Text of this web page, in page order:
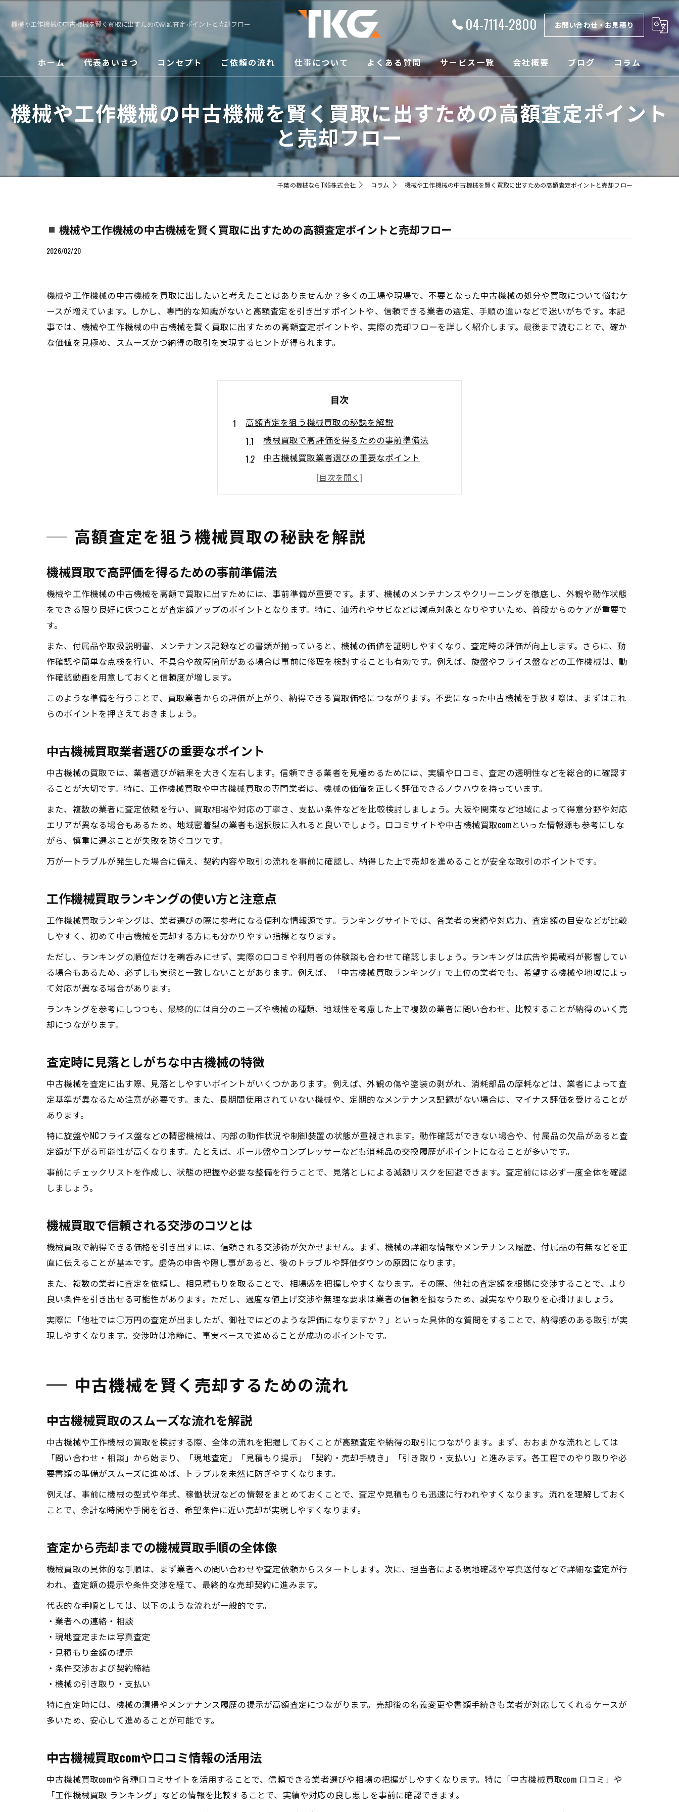
機械や工作機械の中古機械を賢く買取に出すための高額査定ポイントと売却フロー 04-7114-2800 お問い合わせ・お見積り
ホーム 代表あいさつ コンセプト ご依頼の流れ 仕事について よくある質問 サービス一覧
買取
メンテナンス
会社概要
漫画特集
ブログ コラム
機械や工作機械の中古機械を賢く買取に出すための高額査定ポイント
と売却フロー
千葉の機械ならTKG株式会社 コラム 機械や工作機械の中古機械を賢く買取に出すための高額査定ポイントと売却フロー
機械や工作機械の中古機械を賢く買取に出すための高額査定ポイントと売却フロー
2026/02/20
機械や工作機械の中古機械を買取に出したいと考えたことはありませんか？多くの工場や現場で、不要となった中古機械の処分や買取について悩むケ
ースが増えています。しかし、専門的な知識がないと高額査定を引き出すポイントや、信頼できる業者の選定、手順の違いなどで迷いがちです。本記
事では、機械や工作機械の中古機械を賢く買取に出すための高額査定ポイントや、実際の売却フローを詳しく紹介します。最後まで読むことで、確か
な価値を見極め、スムーズかつ納得の取引を実現するヒントが得られます。
目次
高額査定を狙う機械買取の秘訣を解説
機械買取で高評価を得るための事前準備法
中古機械買取業者選びの重要なポイント
工作機械買取ランキングの使い方と注意点
査定時に見落としがちな中古機械の特徴
中古機械を賢く売却するための流れ
中古機械買取のスムーズな流れを解説
査定から売却までの機械買取手順の全体像
中古機械買取comや口コミ情報の活用法
買取業者とやり取りする際の注意点
中古機械買取で避けたいトラブル事例
工作機械買取で差がつく査定ポイント把握
中古工作機械価格表示は参考にすべきか
高額査定に繋がるメンテナンスと保管方法
中古機械買取業者と信頼関係を築くコツ
買取相場を活かした交渉ポイントの見極め
工場機械買取で役立つ書類や準備事項
査定前に確認すべき機械の状態チェック方法
機械買取相場の調べ方と正しい見積もり依頼
工場機械買取で活かせる市場価格の把握法
相場変動が機械買取価格に与える影響
中古機械売却時に相場情報を活用するコツ
状態を活かす中古工作機械の売却術
中古工作機械の状態別買取ポイント解説
中古工作機械の価格を上げる工夫とは
高額査定を狙う機械買取の秘訣を解説
機械買取で高評価を得るための事前準備法
機械や工作機械の中古機械を高額で買取に出すためには、事前準備が重要です。まず、機械のメンテナンスやクリーニングを徹底し、外観や動作状態
をできる限り良好に保つことが査定額アップのポイントとなります。特に、油汚れやサビなどは減点対象となりやすいため、普段からのケアが重要で
す。
また、付属品や取扱説明書、メンテナンス記録などの書類が揃っていると、機械の価値を証明しやすくなり、査定時の評価が向上します。さらに、動
作確認や簡単な点検を行い、不具合や故障箇所がある場合は事前に修理を検討することも有効です。例えば、旋盤やフライス盤などの工作機械は、動
作確認動画を用意しておくと信頼度が増します。
このような準備を行うことで、買取業者からの評価が上がり、納得できる買取価格につながります。不要になった中古機械を手放す際は、まずはこれ
らのポイントを押さえておきましょう。
中古機械買取業者選びの重要なポイント
中古機械の買取では、業者選びが結果を大きく左右します。信頼できる業者を見極めるためには、実績や口コミ、査定の透明性などを総合的に確認す
ることが大切です。特に、工作機械買取や中古機械買取の専門業者は、機械の価値を正しく評価できるノウハウを持っています。
また、複数の業者に査定依頼を行い、買取相場や対応の丁寧さ、支払い条件などを比較検討しましょう。大阪や関東など地域によって得意分野や対応
エリアが異なる場合もあるため、地域密着型の業者も選択肢に入れると良いでしょう。口コミサイトや中古機械買取comといった情報源も参考にしな
がら、慎重に選ぶことが失敗を防ぐコツです。
万が一トラブルが発生した場合に備え、契約内容や取引の流れを事前に確認し、納得した上で売却を進めることが安全な取引のポイントです。
工作機械買取ランキングの使い方と注意点
工作機械買取ランキングは、業者選びの際に参考になる便利な情報源です。ランキングサイトでは、各業者の実績や対応力、査定額の目安などが比較
しやすく、初めて中古機械を売却する方にも分かりやすい指標となります。
ただし、ランキングの順位だけを鵜呑みにせず、実際の口コミや利用者の体験談も合わせて確認しましょう。ランキングは広告や掲載料が影響してい
る場合もあるため、必ずしも実態と一致しないことがあります。例えば、「中古機械買取ランキング」で上位の業者でも、希望する機械や地域によっ
て対応が異なる場合があります。
ランキングを参考にしつつも、最終的には自分のニーズや機械の種類、地域性を考慮した上で複数の業者に問い合わせ、比較することが納得のいく売
却につながります。
査定時に見落としがちな中古機械の特徴
中古機械を査定に出す際、見落としやすいポイントがいくつかあります。例えば、外観の傷や塗装の剥がれ、消耗部品の摩耗などは、業者によって査
定基準が異なるため注意が必要です。また、長期間使用されていない機械や、定期的なメンテナンス記録がない場合は、マイナス評価を受けることが
あります。
特に旋盤やNCフライス盤などの精密機械は、内部の動作状況や制御装置の状態が重視されます。動作確認ができない場合や、付属品の欠品があると査
定額が下がる可能性が高くなります。たとえば、ボール盤やコンプレッサーなども消耗品の交換履歴がポイントになることが多いです。
事前にチェックリストを作成し、状態の把握や必要な整備を行うことで、見落としによる減額リスクを回避できます。査定前には必ず一度全体を確認
しましょう。
機械買取で信頼される交渉のコツとは
機械買取で納得できる価格を引き出すには、信頼される交渉術が欠かせません。まず、機械の詳細な情報やメンテナンス履歴、付属品の有無などを正
直に伝えることが基本です。虚偽の申告や隠し事があると、後のトラブルや評価ダウンの原因になります。
また、複数の業者に査定を依頼し、相見積もりを取ることで、相場感を把握しやすくなります。その際、他社の査定額を根拠に交渉することで、より
良い条件を引き出せる可能性があります。ただし、過度な値上げ交渉や無理な要求は業者の信頼を損なうため、誠実なやり取りを心掛けましょう。
実際に「他社では○万円の査定が出ましたが、御社ではどのような評価になりますか？」といった具体的な質問をすることで、納得感のある取引が実
現しやすくなります。交渉時は冷静に、事実ベースで進めることが成功のポイントです。
中古機械を賢く売却するための流れ
中古機械買取のスムーズな流れを解説
中古機械や工作機械の買取を検討する際、全体の流れを把握しておくことが高額査定や納得の取引につながります。まず、おおまかな流れとしては
「問い合わせ・相談」から始まり、「現地査定」「見積もり提示」「契約・売却手続き」「引き取り・支払い」と進みます。各工程でのやり取りや必
要書類の準備がスムーズに進めば、トラブルを未然に防ぎやすくなります。
例えば、事前に機械の型式や年式、稼働状況などの情報をまとめておくことで、査定や見積もりも迅速に行われやすくなります。流れを理解しておく
ことで、余計な時間や手間を省き、希望条件に近い売却が実現しやすくなります。
査定から売却までの機械買取手順の全体像
機械買取の具体的な手順は、まず業者への問い合わせや査定依頼からスタートします。次に、担当者による現地確認や写真送付などで詳細な査定が行
われ、査定額の提示や条件交渉を経て、最終的な売却契約に進みます。
代表的な手順としては、以下のような流れが一般的です。
・業者への連絡・相談
・現地査定または写真査定
・見積もり金額の提示
・条件交渉および契約締結
・機械の引き取り・支払い
特に査定時には、機械の清掃やメンテナンス履歴の提示が高額査定につながります。売却後の名義変更や書類手続きも業者が対応してくれるケースが
多いため、安心して進めることが可能です。
中古機械買取comや口コミ情報の活用法
中古機械買取comや各種口コミサイトを活用することで、信頼できる業者選びや相場の把握がしやすくなります。特に「中古機械買取com 口コミ」や
「工作機械買取 ランキング」などの情報を比較することで、実績や対応の良し悪しを事前に確認できます。